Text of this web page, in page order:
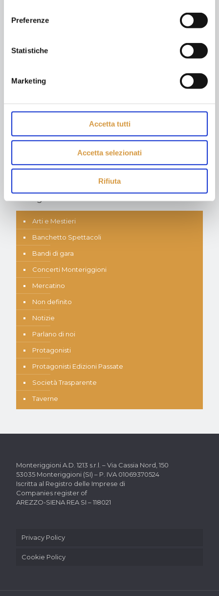
Preferenze
Statistiche
Marketing
Accetta tutti
Accetta selezionati
Rifiuta
Monteriggioni, articola le proprie attività su tre poli che
qualità: il Castello, la Via Francigena, Abbadia a Isola.
Arti e Mestieri
Banchetto Spettacoli
Bandi di gara
Concerti Monteriggioni
Mercatino
Non definito
Notizie
Parlano di noi
Protagonisti
Protagonisti Edizioni Passate
Società Trasparente
Taverne
Monteriggioni A.D. 1213 s.r.l. –Via Cassia Nord, 150
53035 Monteriggioni (SI) – P. IVA 01069370524
Iscritta al Registro delle Imprese di
Companies register of
AREZZO-SIENA REA SI – 118021
Privacy Policy
Cookie Policy